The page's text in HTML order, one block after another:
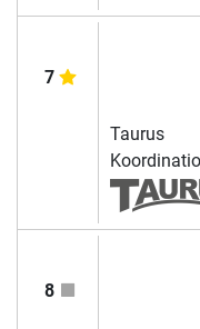
7
Taurus
8